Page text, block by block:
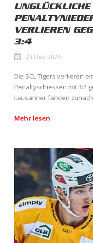
UNGLÜCKLICHE
VERLIEREN
3:4
23 Dez 2024
Die SCL Tigers verlieren
Penaltyschiessen mit 3:4
Lausanner fanden
Mehr lesen